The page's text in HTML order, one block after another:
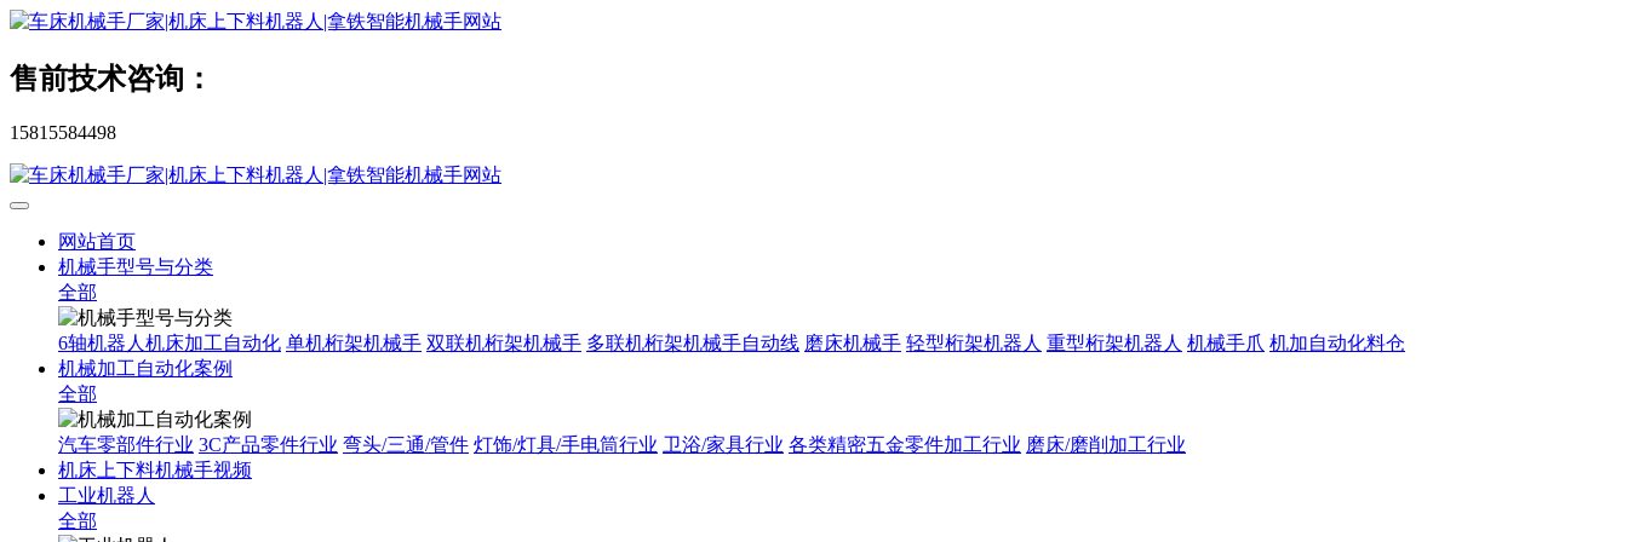
售前技术咨询：
15815584498
网站首页
机械手型号与分类
全部
6轴机器人机床加工自动化 单机桁架机械手 双联机桁架机械手 多联机桁架机械手自动线 磨床机械手 轻型桁架机器人 重型桁架机器人 机械手爪 机加自动化料仓
机械加工自动化案例
全部
汽车零部件行业 3C产品零件行业 弯头/三通/管件 灯饰/灯具/手电筒行业 卫浴/家具行业 各类精密五金零件加工行业 磨床/磨削加工行业
机床上下料机械手视频
工业机器人
全部